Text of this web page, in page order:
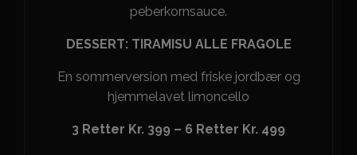
peberkornsauce.
DESSERT: TIRAMISU ALLE FRAGOLE
En sommerversion med friske jordbær og
hjemmelavet limoncello
3 Retter Kr. 399 – 6 Retter Kr. 499